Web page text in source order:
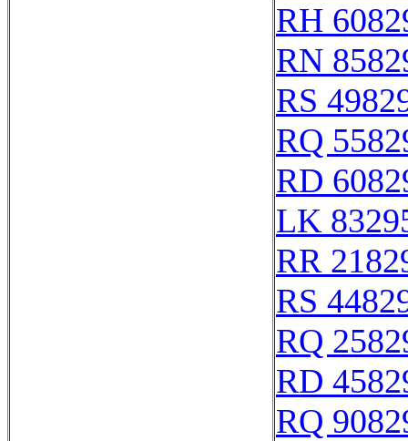
RH
RN
RS
RQ
RD
LK
RR
RS
RQ
RD
RQ